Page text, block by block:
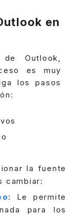
en
Outlook,
es muy
los pasos
la fuente
cambiar:
: Le permite
para los